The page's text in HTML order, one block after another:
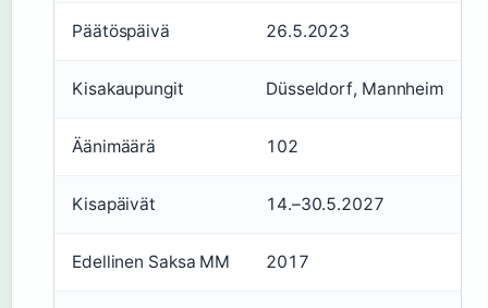
Päätöspäivä 26.5.2023
Kisakaupungit Düsseldorf, Mannheim
Äänimäärä 102
Kisapäivät 14.–30.5.2027
Edellinen Saksa MM 2017